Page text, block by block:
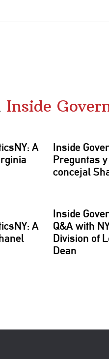
Inside
A
Inside
Preguntas
concejal
A
Inside
Q&A with
Division of
Dean